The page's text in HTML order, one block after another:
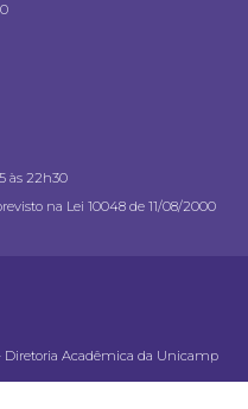
às 22h30
na Lei 10048 de 11/08/2000
Diretoria Acadêmica da Unicamp